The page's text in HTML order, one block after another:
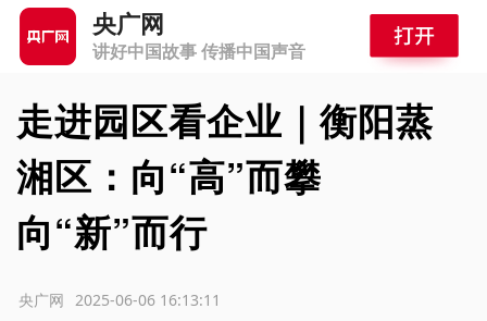
央广网
讲好中国故事 传播中国声音
走进园区看企业｜衡阳蒸
湘区：向“高”而攀
向“新”而行
2025-06-06 16:13:11
央广网